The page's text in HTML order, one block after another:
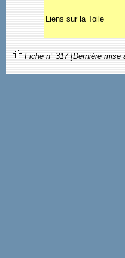
Liens sur la Toile
Fiche n° 317 [Dernière mise